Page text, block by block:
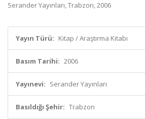
Serander Yayınları, Trabzon, 2006
Yayın Türü: Kitap / Araştırma Kitabı
Basım Tarihi: 2006
Yayınevi: Serander Yayınları
Basıldığı Şehir: Trabzon